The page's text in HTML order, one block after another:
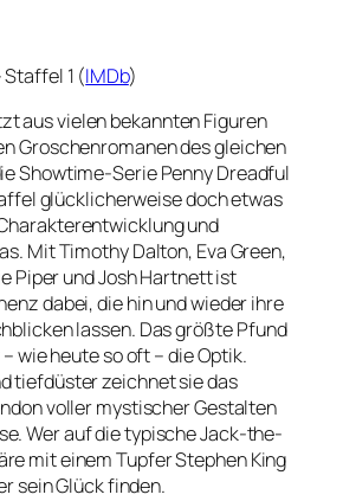
Staffel 1 (IMDb)
aus vielen bekannten Figuren
Groschenromanen des gleichen
Showtime-Serie Penny Dreadful
glücklicherweise doch etwas
und
Mit Timothy Dalton, Eva Green,
Piper und Josh Hartnett ist
dabei, die hin und wieder ihre
lassen. Das größte Pfund
wie heute so oft – die Optik.
tiefdüster zeichnet sie das
voller mystischer Gestalten
Wer auf die typische Jack-the-
mit einem Tupfer Stephen King
sein Glück finden.